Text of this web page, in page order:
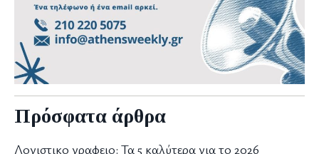
Πρόσφατα άρθρα
Λογιστικο γραφειο: Τα 5 καλύτερα για το 2026